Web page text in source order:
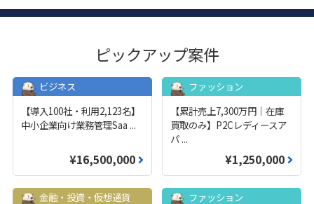
ピックアップ案件
ビジネス
【導入100社・利用2,123名】
中小企業向け業務管理Saa ...
¥16,500,000
ファッション
【累計売上7,300万円｜在庫
買取のみ】P2Cレディースア
パ ...
¥1,250,000
金融・投資・仮想通貨 ファッション